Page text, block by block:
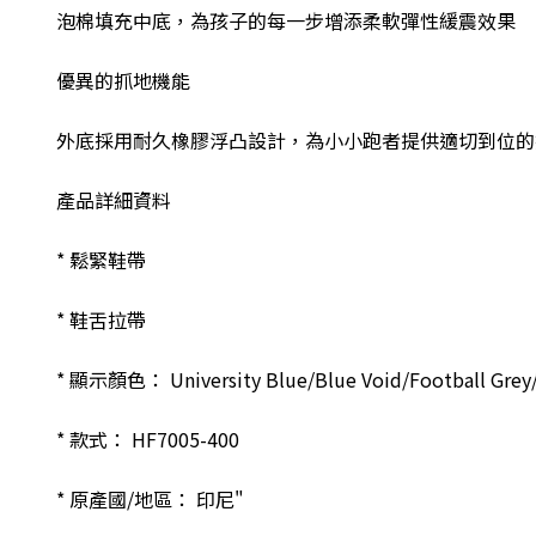
泡棉填充中底，為孩子的每一步增添柔軟彈性緩震效果
優異的抓地機能
外底採用耐久橡膠浮凸設計，為小小跑者提供適切到位
產品詳細資料
* 鬆緊鞋帶
* 鞋舌拉帶
* 顯示顏色： University Blue/Blue Void/Football
* 款式： HF7005-400
* 原產國/地區： 印尼"